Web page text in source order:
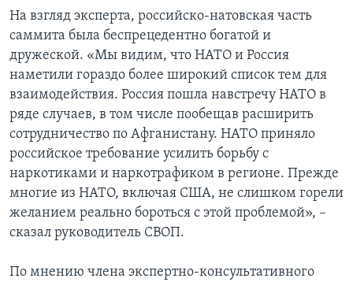
На взгляд эксперта, российско-натовская часть
саммита была беспрецедентно богатой и
дружеской. «Мы видим, что НАТО и Россия
наметили гораздо более широкий список тем для
взаимодействия. Россия пошла навстречу НАТО в
ряде случаев, в том числе пообещав расширить
сотрудничество по Афганистану. НАТО приняло
российское требование усилить борьбу с
наркотиками и наркотрафиком в регионе. Прежде
многие из НАТО, включая США, не слишком горели
желанием реально бороться с этой проблемой», –
сказал руководитель СВОП.
По мнению члена экспертно-консультативного